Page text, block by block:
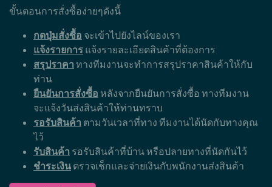
ขั้นตอนการสั่งซื้อง่ายๆดังนี้
กดปุ่มสั่งซื้อ จะเข้าไปยังไลน์ของเรา
แจ้งรายการ แจ้งรายละเอียดสินค้าที่ต้องการ
สรุปราคา ทางทีมงานจะทำการสรุปราคาสินค้าให้กับ
ท่าน
ยืนยันการสั่งซื้อ หลังจากยืนยันการสั่งซื้อ ทางทีมงาน
จะแจ้งวันส่งสินค้าให้ท่านทราบ
รอรับสินค้า ตามวันเวลาที่ทาง ทีมงานได้นัดกับทางคุณ
ไว้
รับสินค้า รอรับสินค้าที่บ้าน หรือปลายทางที่นัดกันไว้
ชำระเงิน ตรวจเช็กและจ่ายเงินกับพนักงานส่งสินค้า